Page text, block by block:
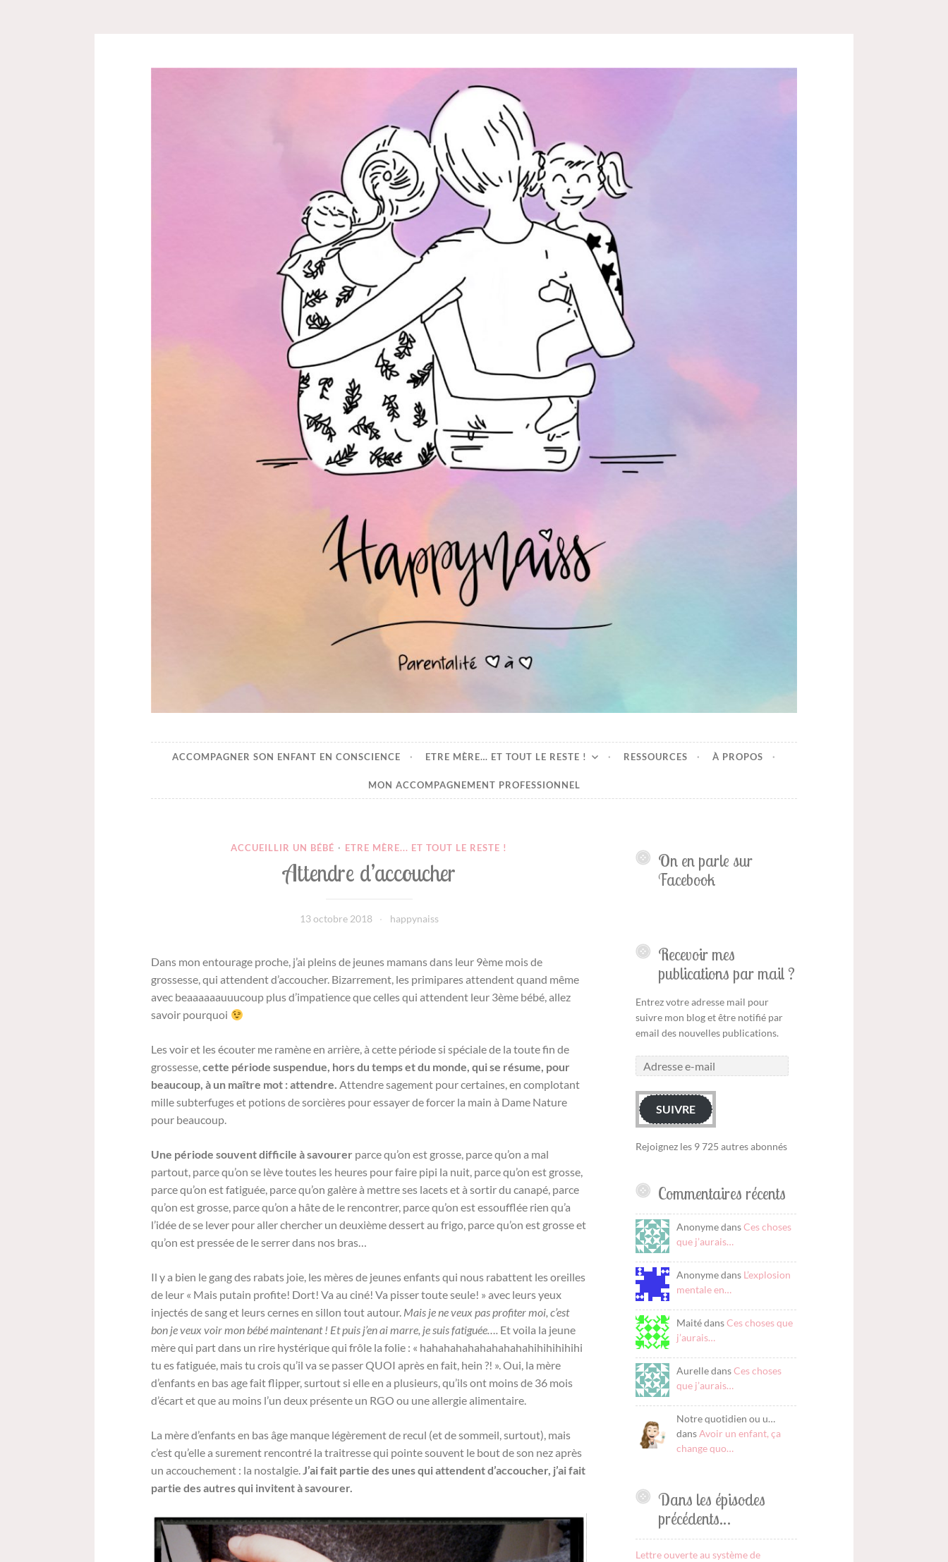
Happynaiss
Parentalité de coeur à coeur
ACCOMPAGNER SON ENFANT EN CONSCIENCE ETRE MÈRE… ET TOUT LE RESTE ! RESSOURCES À PROPOS
MON ACCOMPAGNEMENT PROFESSIONNEL
ACCUEILLIR UN BÉBÉ · ETRE MÈRE... ET TOUT LE RESTE !
Attendre d’accoucher
13 octobre 2018 happynaiss
Dans mon entourage proche, j’ai pleins de jeunes mamans dans leur 9ème mois de
grossesse, qui attendent d’accoucher. Bizarrement, les primipares attendent quand même
avec beaaaaaauuucoup plus d’impatience que celles qui attendent leur 3ème bébé, allez
savoir pourquoi
Les voir et les écouter me ramène en arrière, à cette période si spéciale de la toute fin de
grossesse,cette période suspendue, hors du temps et du monde, qui se résume, pour
beaucoup, à un maître mot : attendre. Attendre sagement pour certaines, en complotant
mille subterfuges et potions de sorcières pour essayer de forcer la main à Dame Nature
pour beaucoup.
Une période souvent difficile à savourer parce qu’on est grosse, parce qu’on a mal
partout, parce qu’on se lève toutes les heures pour faire pipi la nuit, parce qu’on est grosse,
parce qu’on est fatiguée, parce qu’on galère à mettre ses lacets et à sortir du canapé, parce
qu’on est grosse, parce qu’on a hâte de le rencontrer, parce qu’on est essoufflée rien qu’a
l’idée de se lever pour aller chercher un deuxième dessert au frigo, parce qu’on est grosse et
qu’on est pressée de le serrer dans nos bras…
Il y a bien le gang des rabats joie, les mères de jeunes enfants qui nous rabattent les oreilles
de leur « Mais putain profite! Dort! Va au ciné! Va pisser toute seule! » avec leurs yeux
injectés de sang et leurs cernes en sillon tout autour. Mais je ne veux pas profiter moi, c’est
bon je veux voir mon bébé maintenant ! Et puis j’en ai marre, je suis fatiguée…. Et voila la jeune
mère qui part dans un rire hystérique qui frôle la folie : « hahahahahahahahahahihihihihihi
tu es fatiguée, mais tu crois qu’il va se passer QUOI après en fait, hein ?! ». Oui, la mère
d’enfants en bas age fait flipper, surtout si elle en a plusieurs, qu’ils ont moins de 36 mois
d’écart et que au moins l’un deux présente un RGO ou une allergie alimentaire.
La mère d’enfants en bas âge manque légèrement de recul (et de sommeil, surtout), mais
c’est qu’elle a surement rencontré la traitresse qui pointe souvent le bout de son nez après
un accouchement : la nostalgie.J’ai fait partie des unes qui attendent d’accoucher, j’ai fait
partie des autres qui invitent à savourer.
On en parle sur
Facebook
Recevoir mes
publications par mail ?
Entrez votre adresse mail pour
suivre mon blog et être notifié par
email des nouvelles publications.
SUIVRE
Rejoignez les 9 725 autres abonnés
Commentaires récents
Anonyme dansCes choses
que j’aurais…
Anonyme dans L’explosion
mentale en…
Maité dansCes choses que
j’aurais…
Aurelle dansCes choses
que j’aurais…
Notre quotidien ou u…
dansAvoir un enfant, ça
change quo…
Dans les épisodes
précédents…
Lettre ouverte au système de